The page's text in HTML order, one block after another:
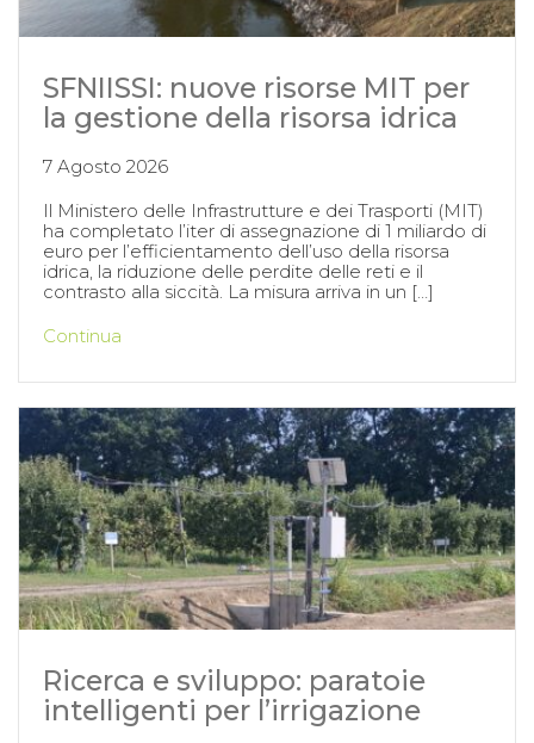
SFNIISSI: nuove risorse MIT per
la gestione della risorsa idrica
7 Agosto 2026
Il Ministero delle Infrastrutture e dei Trasporti (MIT)
ha completato l’iter di assegnazione di 1 miliardo di
euro per l’efficientamento dell’uso della risorsa
idrica, la riduzione delle perdite delle reti e il
contrasto alla siccità. La misura arriva in un […]
Continua
Ricerca e sviluppo: paratoie
intelligenti per l’irrigazione